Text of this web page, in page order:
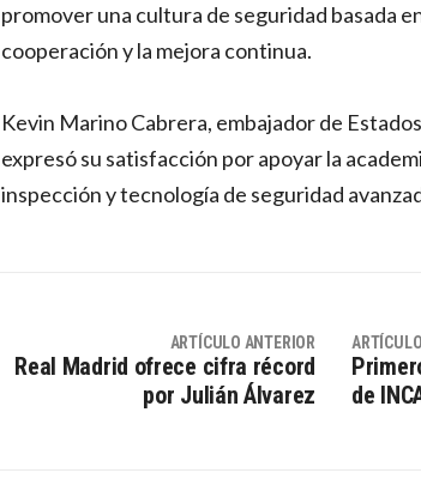
promover una cultura de seguridad basada
cooperación y la mejora continua.
Kevin Marino Cabrera, embajador de
expresó su satisfacción por apoyar la
inspección y tecnología de seguridad
ARTÍCULO ANTERIOR
Real Madrid ofrece cifra récord
por Julián Álvarez
de